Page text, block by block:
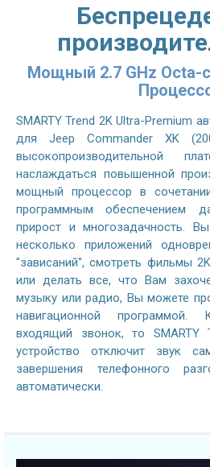
Мощный 2.7 GHz Octa-
SMARTY Trend 2K Ultra-Premium
для Jeep Commander XK
высокопроизводительной
наслаждаться повышенной
мощный процессор в
программным обеспечением
прирост и многозадачность.
несколько приложений
"зависаний", смотреть фильмы
или делать все, что Вам
музыку или радио, Вы можете
навигационной
входящий звонок, то SMARTY
устройство отключит звук
завершения телефонного
автоматически.